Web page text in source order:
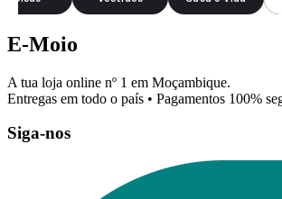
E-Moio
A tua loja online nº 1 em Moçambique.
Entregas em todo o país • Pagamentos 100%
Siga-nos